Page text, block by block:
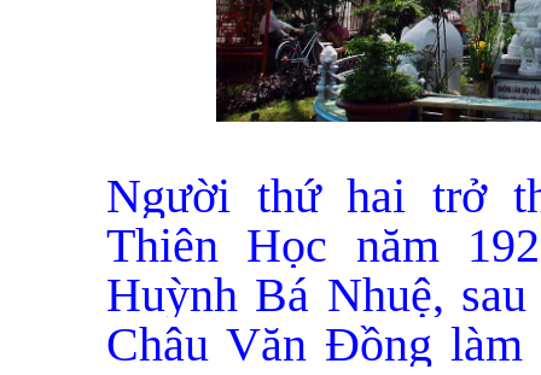
Người thứ hai trở
Thiên Học năm
Huỳnh Bá Nhuệ,
Châu Văn Đồng